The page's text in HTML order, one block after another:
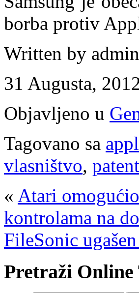
borba protiv
Written by admin
31 Augusta,
Objavljeno u
Tagovano sa
vlasništvo,
« Atari
kontrolama na
FileSonic
Pretraži Online